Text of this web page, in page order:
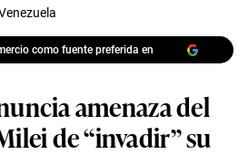
como fuente preferida en
amenaza del
de “invadir” su